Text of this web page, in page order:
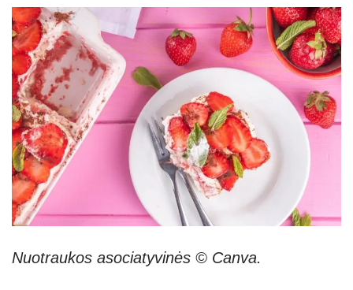
Nuotraukos asociatyvinės © Canva.